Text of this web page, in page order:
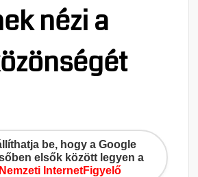
nézi a
be, hogy a Google
elsők között legyen a
Nemzeti InternetFigyelő